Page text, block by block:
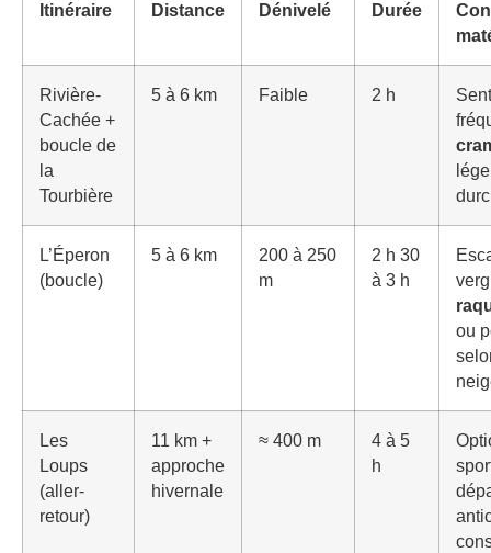
Itinéraire Distance Dénivelé Durée
Rivière-
Cachée +
boucle de
la
Tourbière
5 à 6 km Faible 2 h
L’Éperon
(boucle)
5 à 6 km
200 à 250
m
2 h 30
à 3 h
ou
Les
Loups
(aller-
retour)
11 km +
approche
hivernale
≈ 400 m
4 à 5
h